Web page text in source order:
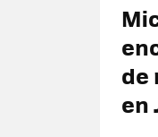
de
en